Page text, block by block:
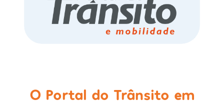
O Portal do Trânsito em